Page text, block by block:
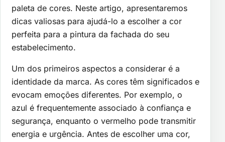
paleta de cores. Neste artigo, apresentaremos
dicas valiosas para ajudá-lo a escolher a cor
perfeita para a pintura da fachada do seu
estabelecimento.
Um dos primeiros aspectos a considerar é a
identidade da marca. As cores têm significados e
evocam emoções diferentes. Por exemplo, o
azul é frequentemente associado à confiança e
segurança, enquanto o vermelho pode transmitir
energia e urgência. Antes de escolher uma cor,